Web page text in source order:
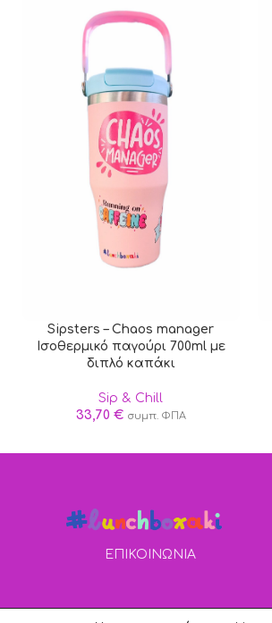
Sipsters – Chaos manager
Ισοθερμικό παγούρι 700ml με
διπλό καπάκι
Sip & Chill
33,70 € συμπ. ΦΠΑ
ΕΠΙΚΟΙΝΩΝΙΑ